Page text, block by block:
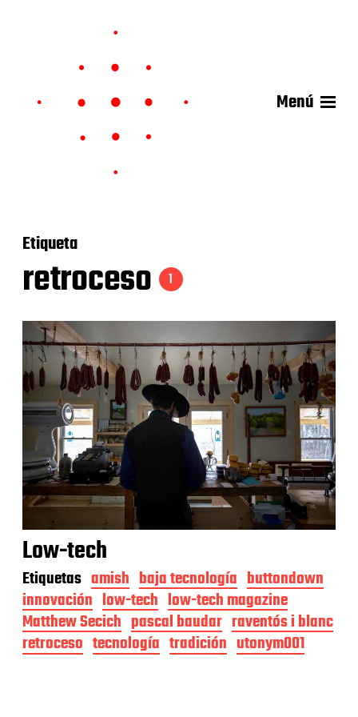
Menú
Etiqueta
retroceso 1
Low-tech
Etiquetas amish baja tecnología buttondown
innovación low-tech low-tech magazine
Matthew Secich pascal baudar raventós i blanc
retroceso tecnología tradición utonym001